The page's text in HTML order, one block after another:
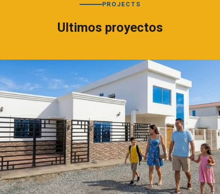
PROJECTS
Ultimos proyectos